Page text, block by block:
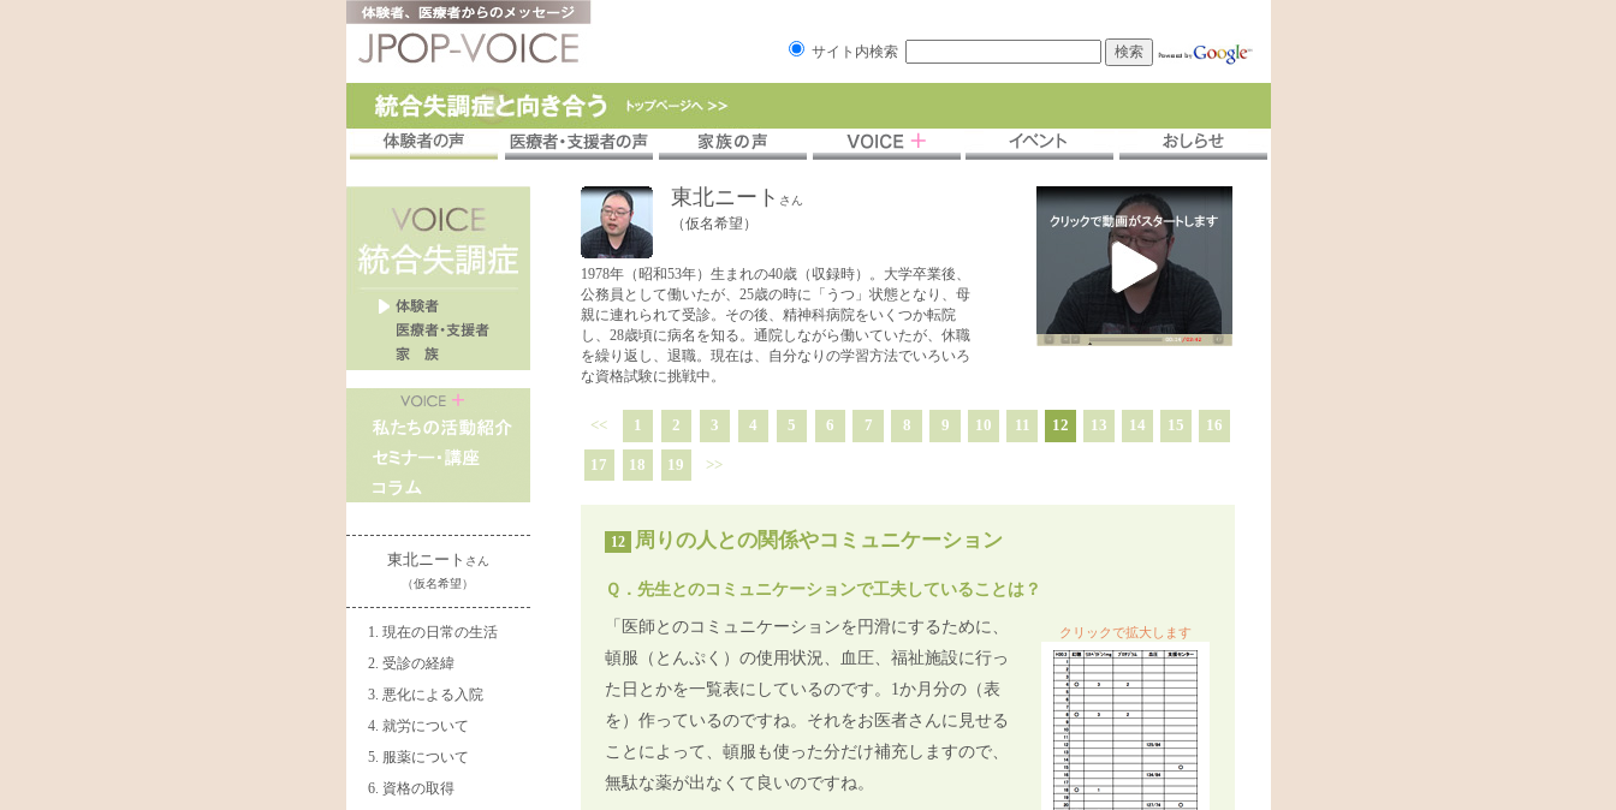
サイト内検索
東北ニート さん
（仮名希望）
現在の日常の生活
受診の経緯
悪化による入院
就労について
服薬について
資格の取得
東北ニート さん
（仮名希望）
1978年（昭和53年）生まれの40歳（収録時）。大学卒業後、
公務員として働いたが、25歳の時に「うつ」状態となり、母
親に連れられて受診。その後、精神科病院をいくつか転院
し、28歳頃に病名を知る。通院しながら働いていたが、休職
を繰り返し、退職。現在は、自分なりの学習方法でいろいろ
な資格試験に挑戦中。
<< 1 2 3 4 5 6 7 8 9 10 11 12 13 14 15 16
17 18 19 >>
12 周りの人との関係やコミュニケーション
Ｑ．先生とのコミュニケーションで工夫していることは？
クリックで拡大します
「医師とのコミュニケーションを円滑にするために、
頓服（とんぷく）の使用状況、血圧、福祉施設に行っ
た日とかを一覧表にしているのです。1か月分の（表
を）作っているのですね。それをお医者さんに見せる
ことによって、頓服も使った分だけ補充しますので、
無駄な薬が出なくて良いのですね。